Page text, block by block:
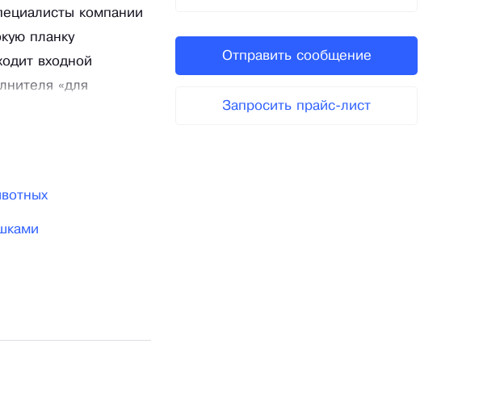
компании
планку
входной
«для
Отправить сообщение
Запросить прайс-лист